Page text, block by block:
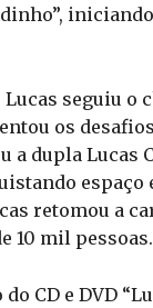
seguiu o
os
a dupla Lucas
espaço
retomou a
10 mil pessoas.
CD e DVD